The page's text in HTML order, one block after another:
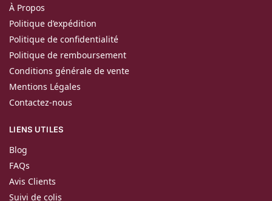
À Propos
Politique d’expédition
Politique de confidentialité
Politique de remboursement
Conditions générale de vente
Mentions Légales
Contactez-nous
LIENS UTILES
Blog
FAQs
Avis Clients
Suivi de colis